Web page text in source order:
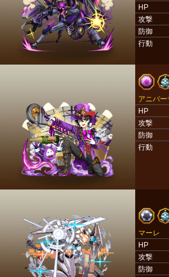
HP
攻撃
防御
行動
アニバ
HP
攻撃
防御
行動
マーレ
HP
攻撃
防御